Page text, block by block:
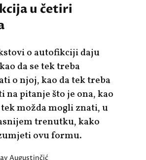
u četiri
o autofikciji daju
da se tek treba
o njoj, kao da tek treba
na pitanje što je ona, kao
možda mogli znati, u
trenutku, kako
ovu formu.
Augustinčić